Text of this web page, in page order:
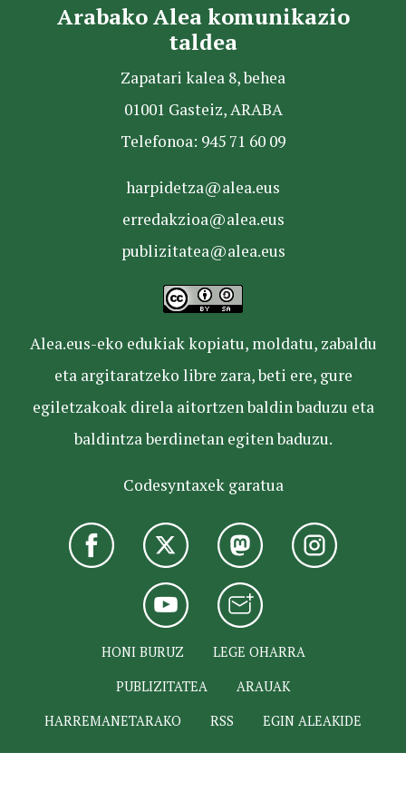
Arabako Alea komunikazio
taldea
Zapatari kalea 8, behea
01001 Gasteiz, ARABA
Telefonoa: 945 71 60 09
harpidetza@alea.eus
erredakzioa@alea.eus
publizitatea@alea.eus
Alea.eus-eko edukiak kopiatu, moldatu, zabaldu
eta argitaratzeko libre zara, beti ere, gure
egiletzakoak direla aitortzen baldin baduzu eta
baldintza berdinetan egiten baduzu.
Codesyntaxek garatua
HONI BURUZ
LEGE OHARRA
PUBLIZITATEA
ARAUAK
HARREMANETARAKO
RSS EGIN ALEAKIDE